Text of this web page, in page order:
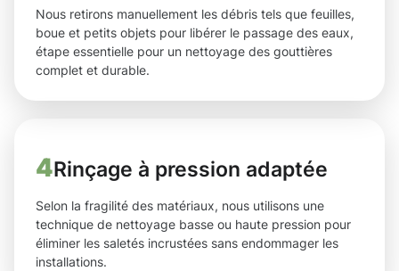
Nous retirons manuellement les débris tels que feuilles,
boue et petits objets pour libérer le passage des eaux,
étape essentielle pour un nettoyage des gouttières
complet et durable.
4Rinçage à pression adaptée
Selon la fragilité des matériaux, nous utilisons une
technique de nettoyage basse ou haute pression pour
éliminer les saletés incrustées sans endommager les
installations.